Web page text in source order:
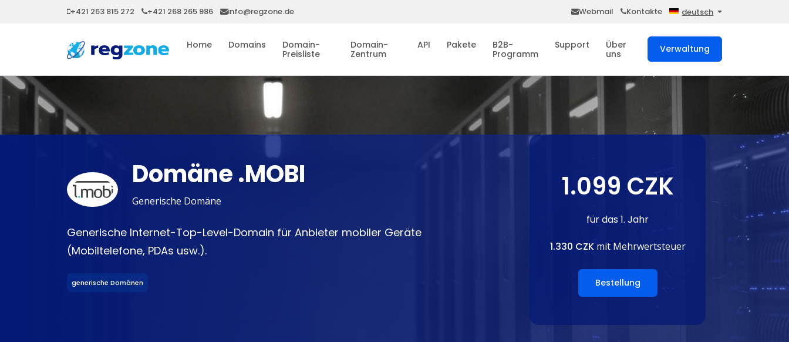
+421 263 815 272 +421 268 265 986 info@regzone.de Webmail Kontakte deutsch
Home Domains
Domain-
Preisliste
Domain-
Zentrum
API Pakete
B2B-
Programm
Support
Über
uns
Verwaltung
Domäne .MOBI
Generische Domäne
Generische Internet-Top-Level-Domain für Anbieter mobiler Geräte
(Mobiltelefone, PDAs usw.).
generische Domänen
1.099 CZK
für das 1. Jahr
1.330 CZKmit Mehrwertsteuer
Bestellung